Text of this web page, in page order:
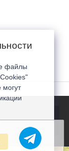
файлы